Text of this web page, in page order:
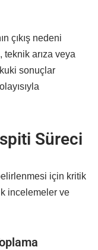
çıkış nedeni
teknik arıza veya
sonuçlar
Süreci
için kritik
incelemeler ve